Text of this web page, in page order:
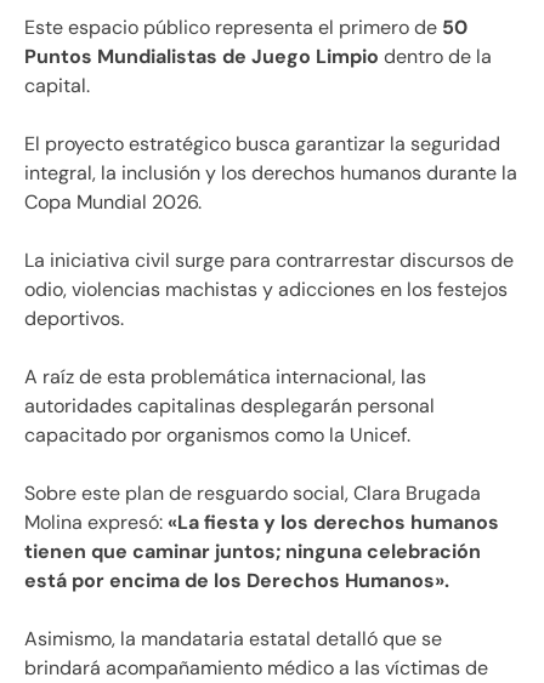
Este espacio público representa el primero de 50
Puntos Mundialistas de Juego Limpio dentro de la
capital.
El proyecto estratégico busca garantizar la seguridad
integral, la inclusión y los derechos humanos durante la
Copa Mundial 2026.
La iniciativa civil surge para contrarrestar discursos de
odio, violencias machistas y adicciones en los festejos
deportivos.
A raíz de esta problemática internacional, las
autoridades capitalinas desplegarán personal
capacitado por organismos como la Unicef.
Sobre este plan de resguardo social, Clara Brugada
Molina expresó:«La fiesta y los derechos humanos
tienen que caminar juntos; ninguna celebración
está por encima de los Derechos Humanos».
Asimismo, la mandataria estatal detalló que se
brindará acompañamiento médico a las víctimas de